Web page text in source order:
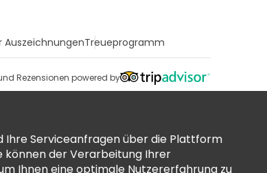
AuszeichnungenTreueprogramm
Rezensionen powered by
Ihre Serviceanfragen über die Plattform
können der Verarbeitung Ihrer
Ihnen eine optimale Nutzererfahrung zu